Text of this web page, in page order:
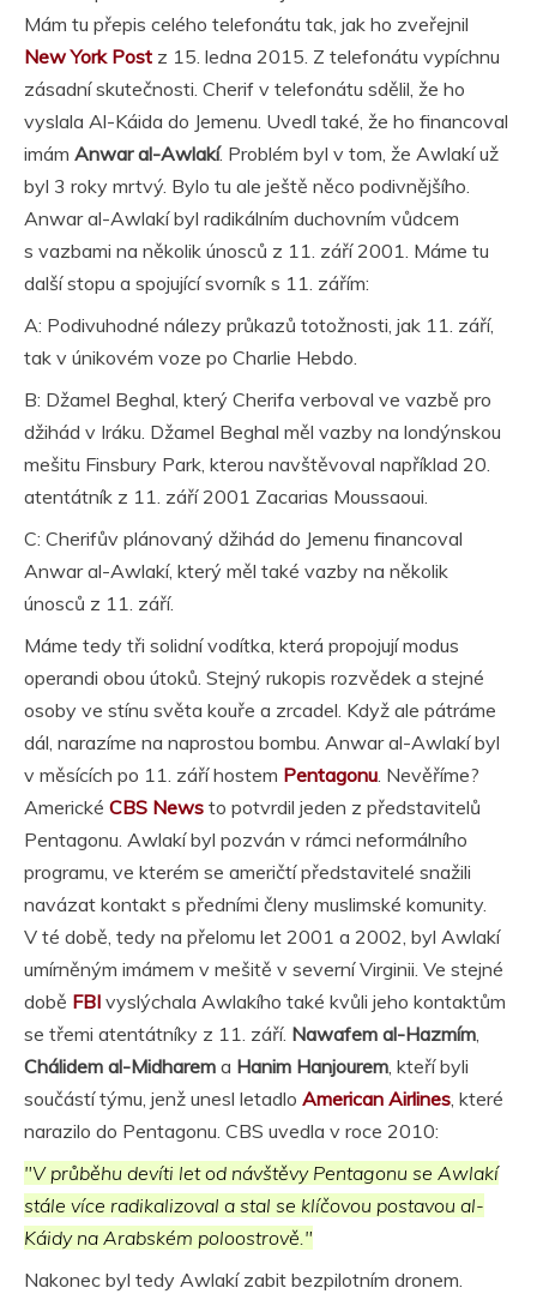
Mám tu přepis celého telefonátu tak, jak ho zveřejnil
New York Post z 15. ledna 2015. Z telefonátu vypíchnu
zásadní skutečnosti. Cherif v telefonátu sdělil, že ho
vyslala Al-Káida do Jemenu. Uvedl také, že ho financoval
imám Anwar al-Awlakí. Problém byl v tom, že Awlakí už
byl 3 roky mrtvý. Bylo tu ale ještě něco podivnějšího.
Anwar al-Awlakí byl radikálním duchovním vůdcem
s vazbami na několik únosců z 11. září 2001. Máme tu
další stopu a spojující svorník s 11. zářím:
A: Podivuhodné nálezy průkazů totožnosti, jak 11. září,
tak v únikovém voze po Charlie Hebdo.
B: Džamel Beghal, který Cherifa verboval ve vazbě pro
džihád v Iráku. Džamel Beghal měl vazby na londýnskou
mešitu Finsbury Park, kterou navštěvoval například 20.
atentátník z 11. září 2001 Zacarias Moussaoui.
C: Cherifův plánovaný džihád do Jemenu financoval
Anwar al-Awlakí, který měl také vazby na několik
únosců z 11. září.
Máme tedy tři solidní vodítka, která propojují modus
operandi obou útoků. Stejný rukopis rozvědek a stejné
osoby ve stínu světa kouře a zrcadel. Když ale pátráme
dál, narazíme na naprostou bombu. Anwar al-Awlakí byl
v měsících po 11. září hostem Pentagonu. Nevěříme?
Americké CBS News to potvrdil jeden z představitelů
Pentagonu. Awlakí byl pozván v rámci neformálního
programu, ve kterém se američtí představitelé snažili
navázat kontakt s předními členy muslimské komunity.
V té době, tedy na přelomu let 2001 a 2002, byl Awlakí
umírněným imámem v mešitě v severní Virginii. Ve stejné
době FBI vyslýchala Awlakího také kvůli jeho kontaktům
se třemi atentátníky z 11. září. Nawafem al-Hazmím,
Chálidem al-Midharem a Hanim Hanjourem, kteří byli
součástí týmu, jenž unesl letadlo American Airlines, které
narazilo do Pentagonu. CBS uvedla v roce 2010:
"V průběhu devíti let od návštěvy Pentagonu se Awlakí
stále více radikalizoval a stal se klíčovou postavou al-
Káidy na Arabském poloostrově."
Nakonec byl tedy Awlakí zabit bezpilotním dronem.